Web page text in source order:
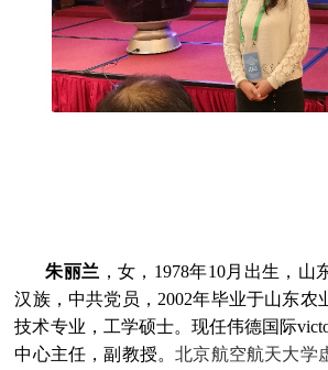
朱丽兰 ，女， 1978年10月出生，山
汉族，中共党员， 2002年毕业于山东农
技术专业，工学硕士。现任伟德国际
中心主任，副教授。北京航空航天大学